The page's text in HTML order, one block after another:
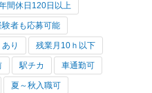
間休日120日以上
験者も応募可能
り 残業月10ｈ以下
駅チカ 車通勤可
夏～秋入職可